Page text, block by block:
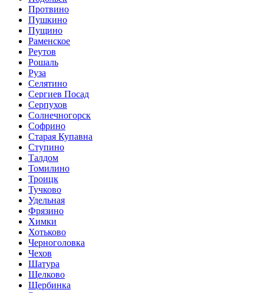
Протвино
Пушкино
Пущино
Раменское
Реутов
Рошаль
Руза
Селятино
Сергиев Посад
Серпухов
Солнечногорск
Софрино
Старая Купавна
Ступино
Талдом
Томилино
Троицк
Тучково
Удельная
Фрязино
Химки
Хотьково
Черноголовка
Чехов
Шатура
Щелково
Щербинка